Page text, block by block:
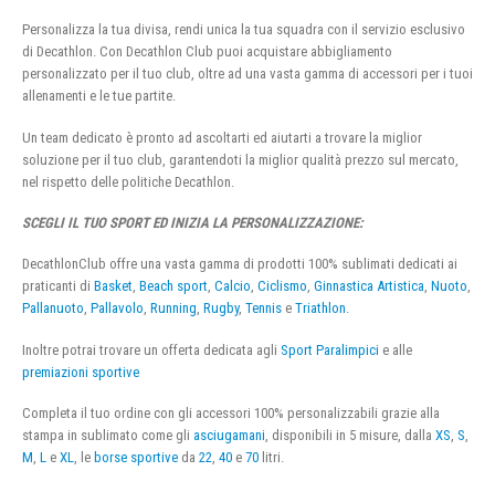
Personalizza la tua divisa, rendi unica la tua squadra con il servizio esclusivo
di Decathlon. Con Decathlon Club puoi acquistare abbigliamento
personalizzato per il tuo club, oltre ad una vasta gamma di accessori per i tuoi
allenamenti e le tue partite.
Un team dedicato è pronto ad ascoltarti ed aiutarti a trovare la miglior
soluzione per il tuo club, garantendoti la miglior qualità prezzo sul mercato,
nel rispetto delle politiche Decathlon.
SCEGLI IL TUO SPORT ED INIZIA LA PERSONALIZZAZIONE:
DecathlonClub offre una vasta gamma di prodotti 100% sublimati dedicati ai
praticanti di Basket, Beach sport, Calcio, Ciclismo, Ginnastica Artistica, Nuoto,
Pallanuoto, Pallavolo, Running, Rugby, Tennis e Triathlon.
Inoltre potrai trovare un offerta dedicata agli Sport Paralimpici e alle
premiazioni sportive
Completa il tuo ordine con gli accessori 100% personalizzabili grazie alla
stampa in sublimato come gli asciugamani , disponibili in 5 misure, dalla XS S
M L e XL , le borse sportive da 22 40 e 70 litri.